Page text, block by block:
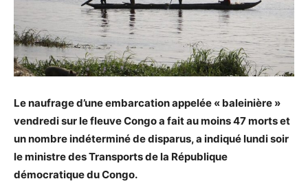
Le naufrage d’une embarcation appelée « baleinière »
vendredi sur le fleuve Congo a fait au moins 47 morts et
un nombre indéterminé de disparus, a indiqué lundi soir
le ministre des Transports de la République
démocratique du Congo.